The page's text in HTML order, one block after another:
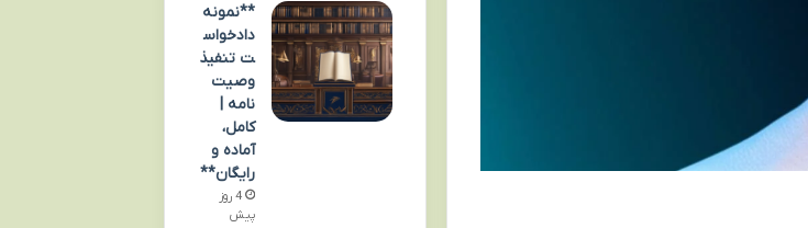
**نمونه
دادخواس
ت تنفیذ
وصیت
نامه |
کامل،
آماده و
رایگان**
4 روز
پیش